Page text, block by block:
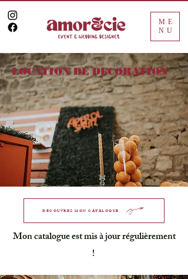
ME
NU
LOCATION DE DECORATION
DÉCOUVREZ MON CATALOGUE
Mon catalogue est mis à jour régulièrement
!